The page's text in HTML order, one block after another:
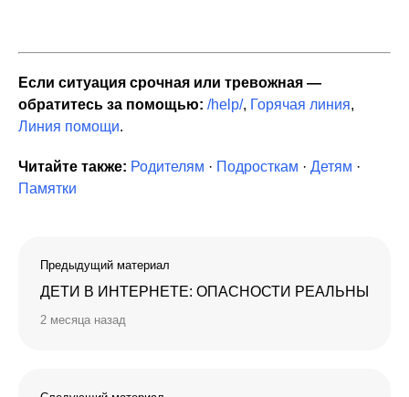
Если ситуация срочная или тревожная —
обратитесь за помощью: /help/, Горячая линия,
Линия помощи.
Читайте также: Родителям · Подросткам · Детям ·
Памятки
Предыдущий материал
ДЕТИ В ИНТЕРНЕТЕ: ОПАСНОСТИ РЕАЛЬНЫ
2 месяца назад